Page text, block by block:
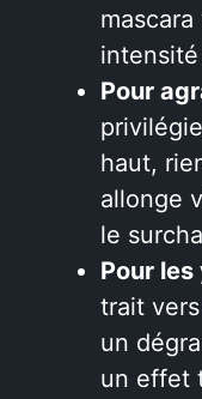
Pour
haut,
allonge
le
Pour
trait
un
un effet